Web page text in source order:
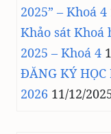
2025” – Khoá 4
Khảo sát Khoá
2025 – Khoá 4
ĐĂNG KÝ HỌC
2026 11/12/